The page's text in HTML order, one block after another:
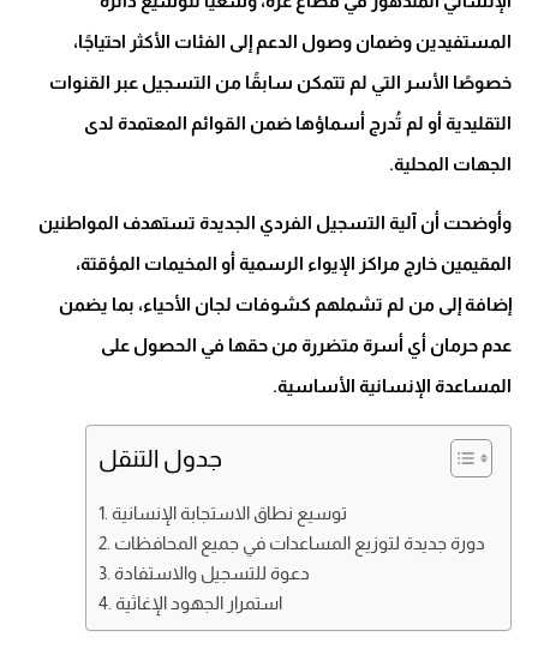
المستفيدين وضمان وصول الدعم إلى الفئات الأكثر احتياجًا،
خصوصًا الأسر التي لم تتمكن سابقًا من التسجيل عبر القنوات
التقليدية أو لم تُدرج أسماؤها ضمن القوائم المعتمدة لدى
الجهات المحلية.
وأوضحت أن آلية التسجيل الفردي الجديدة تستهدف المواطنين
المقيمين خارج مراكز الإيواء الرسمية أو المخيمات المؤقتة،
إضافة إلى من لم تشملهم كشوفات لجان الأحياء، بما يضمن
عدم حرمان أي أسرة متضررة من حقها في الحصول على
المساعدة الإنسانية الأساسية.
جدول التنقل
توسيع نطاق الاستجابة الإنسانية
دورة جديدة لتوزيع المساعدات في جميع المحافظات
دعوة للتسجيل والاستفادة
استمرار الجهود الإغاثية